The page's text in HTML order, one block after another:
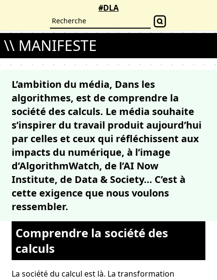
#DLA
\\ MANIFESTE
L’ambition du média, Dans les
algorithmes, est de comprendre la
société des calculs. Le média souhaite
s’inspirer du travail produit aujourd’hui
par celles et ceux qui réfléchissent aux
impacts du numérique, à l’image
d’AlgorithmWatch, de l’AI Now
Institute, de Data & Society… C’est à
cette exigence que nous voulons
ressembler.
Comprendre la société des
calculs
La société du calcul est là. La transformation